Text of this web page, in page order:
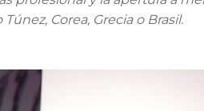
Corea, Grecia o Brasil.